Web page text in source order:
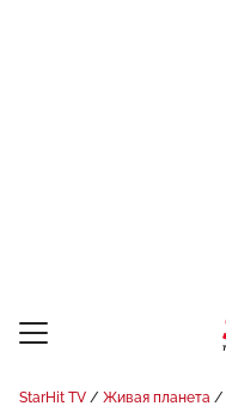
StarHit TV Живая планета